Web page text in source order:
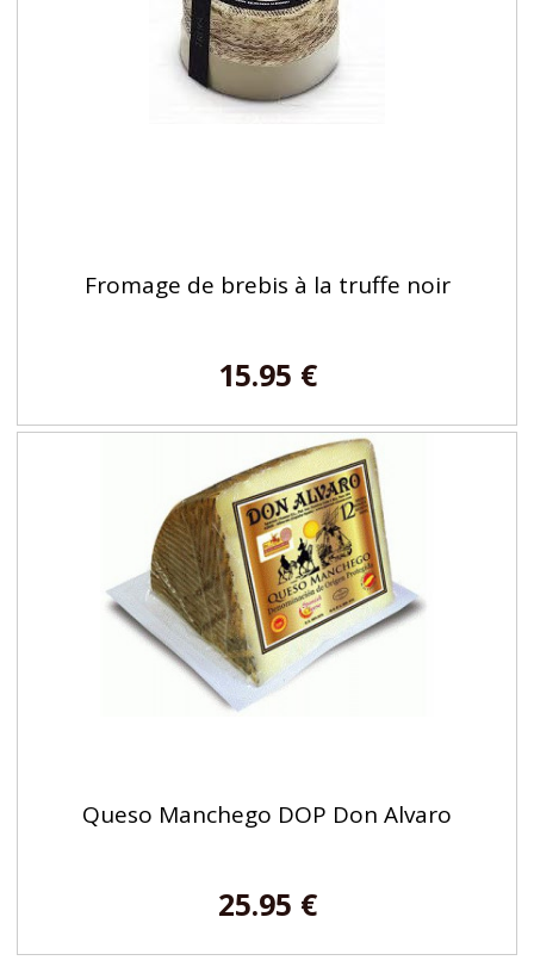
Fromage de brebis à la truffe noir
15.95 €
Queso Manchego DOP Don Alvaro
25.95 €